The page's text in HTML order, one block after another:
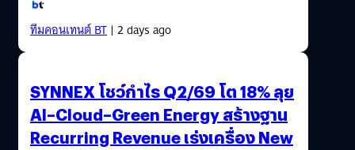
ทีมคอนเทนต์ BT| 2 days ago
SYNNEX โชว์กำไร Q2/69 โต 18% ลุย
AI–Cloud–Green Energy สร้างฐาน
Recurring Revenue เร่งเครื่อง New